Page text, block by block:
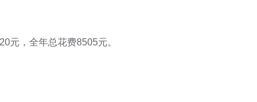
元，全年总花费8505元。